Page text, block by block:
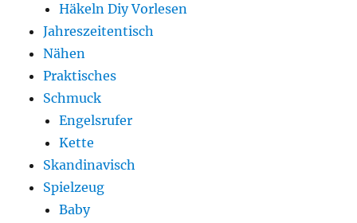
Häkeln Diy Vorlesen
Jahreszeitentisch
Nähen
Praktisches
Schmuck
Engelsrufer
Kette
Skandinavisch
Spielzeug
Baby